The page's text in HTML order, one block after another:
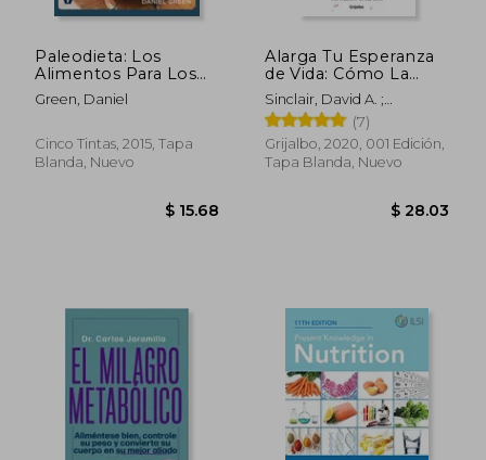
dcto. $ 30.53 dcto.
Paleodieta: Los
Alimentos Para Los
Que Su Cuerpo Está
Diseñado
Green, Daniel
Cinco Tintas, 2015, Tapa
Blanda, Nuevo
Alarga Tu Esperanza
de Vida: Cómo La
Ciencia Nos Ayuda a
Controlar, Frenar Y
Revertir El Proceso
de Envejecimiento /
Lifespan: Why We
Sinclair, David A. ;
Laplante, Matthew D.
(7)
Grijalbo, 2020, 001 Edición,
Tapa Blanda, Nuevo